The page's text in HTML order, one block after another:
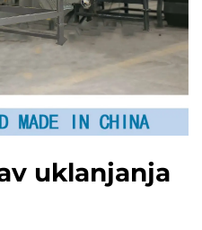
uklanjanja